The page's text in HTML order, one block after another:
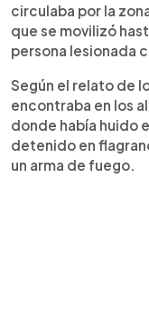
circulaba por la
que se movilizó
persona lesionada
Según el relato de
encontraba en los
donde había huido
detenido en
un arma de fuego.